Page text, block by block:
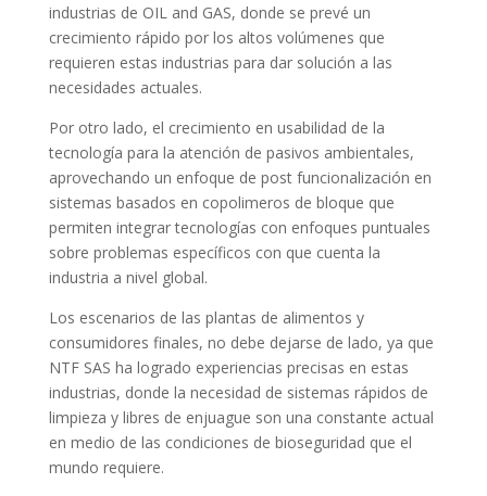
industrias de OIL and GAS, donde se prevé un
crecimiento rápido por los altos volúmenes que
requieren estas industrias para dar solución a las
necesidades actuales.
Por otro lado, el crecimiento en usabilidad de la
tecnología para la atención de pasivos ambientales,
aprovechando un enfoque de post funcionalización en
sistemas basados en copolimeros de bloque que
permiten integrar tecnologías con enfoques puntuales
sobre problemas específicos con que cuenta la
industria a nivel global.
Los escenarios de las plantas de alimentos y
consumidores finales, no debe dejarse de lado, ya que
NTF SAS ha logrado experiencias precisas en estas
industrias, donde la necesidad de sistemas rápidos de
limpieza y libres de enjuague son una constante actual
en medio de las condiciones de bioseguridad que el
mundo requiere.